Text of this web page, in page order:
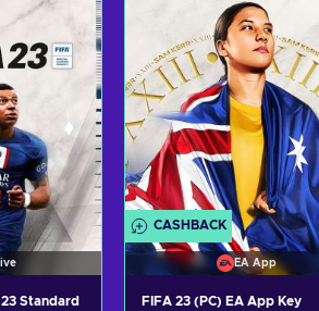
Standard
CASHBACK
EA App
FIFA 23 (PC) EA App Key